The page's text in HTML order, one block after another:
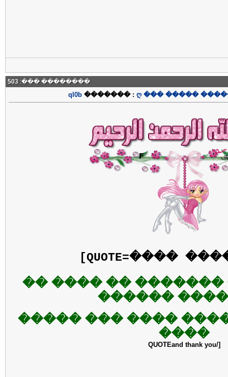
�������� ���:
503
ql0b ������� : ღ ��� �����
���� �����
�� �����
������� ������
����
[/QUOTEand thank you